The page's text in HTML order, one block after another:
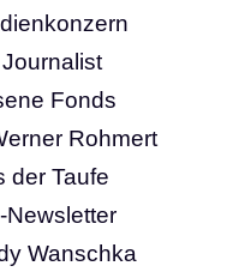
Fonds
Rohmert
der Taufe
Wanschka